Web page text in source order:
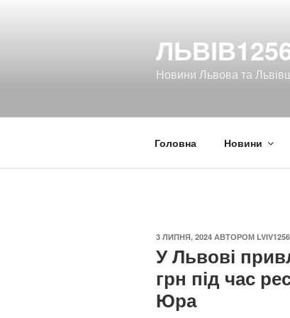
Новини Львова та
Головна Новини
ОПУБЛІКОВАНО
3 ЛИПНЯ, 2024 АВТОРОМ LVIV1256
У Львові
грн під час
Юра